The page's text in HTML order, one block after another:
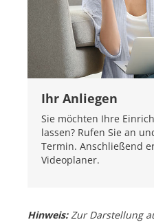
Ihr Anliegen
Sie möchten Ihre
lassen? Rufen Sie an
Termin. Anschließend
Videoplaner.
Hinweis: Zur Darstellung